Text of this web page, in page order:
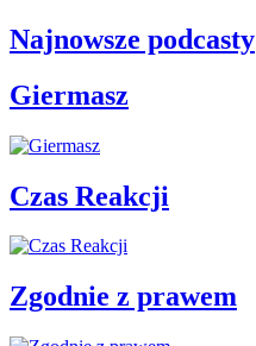
Najnowsze podcasty
Giermasz
Czas Reakcji
Zgodnie z prawem